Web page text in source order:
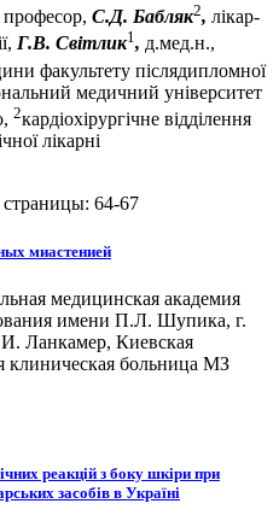
С.Д. Бабляк2, лікар-
Г.В. Світлик1, д.мед.н.,
факультету післядипломної
медичний університет
2кардіохірургічне відділення
лікарні
страницы: 64-67
миастенией
медицинская академия
имени П.Л. Шупика, г.
Ланкамер, Киевская
клиническая больница МЗ
реакцій з боку шкіри при
засобів в Україні